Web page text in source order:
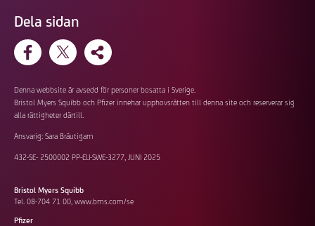
Dela sidan
Denna webbsite är avsedd för personer bosatta i Sverige.
Bristol Myers Squibb och Pfizer innehar upphovsrätten till denna site och reserverar sig
alla rättigheter därtill.
Ansvarig: Sara Bräutigam
432-SE- 2500002 PP-ELI-SWE-3277, JUNI 2025
Bristol Myers Squibb
Tel. 08-704 71 00, www.bms.com/se
Pfizer